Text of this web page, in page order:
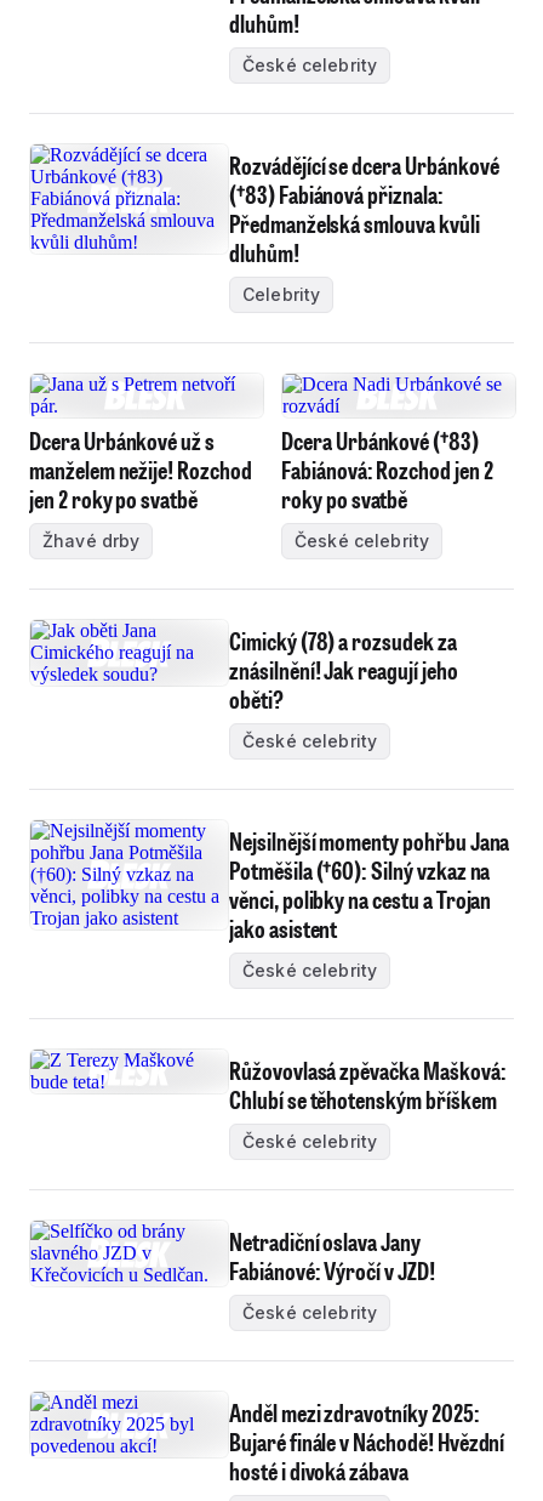
dluhům!
České celebrity
Rozvádějící se dcera Urbánkové
(†83) Fabiánová přiznala:
Předmanželská smlouva kvůli
dluhům!
Celebrity
Dcera Urbánkové už s
manželem nežije! Rozchod
jen 2 roky po svatbě
Žhavé drby
Dcera Urbánkové (†83)
Fabiánová: Rozchod jen 2
roky po svatbě
České celebrity
Cimický (78) a rozsudek za
znásilnění! Jak reagují jeho
oběti?
České celebrity
Nejsilnější momenty pohřbu Jana
Potměšila (†60): Silný vzkaz na
věnci, polibky na cestu a Trojan
jako asistent
České celebrity
Růžovovlasá zpěvačka Mašková:
Chlubí se těhotenským bříškem
České celebrity
Netradiční oslava Jany
Fabiánové: Výročí v JZD!
České celebrity
Anděl mezi zdravotníky 2025:
Bujaré finále v Náchodě! Hvězdní
hosté i divoká zábava